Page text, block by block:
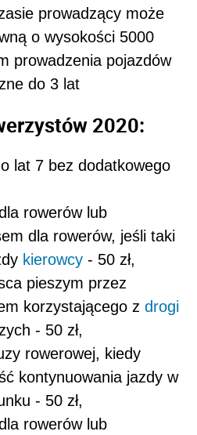
prowadzący może
o wysokości 5000
prowadzenia pojazdów
do 3 lat
2020:
lat 7 bez dodatkowego
rowerów lub
dla rowerów, jeśli taki
kierowcy - 50 zł,
pieszym przez
korzystającego z drogi
- 50 zł,
rowerowej, kiedy
kontynuowania jazdy w
- 50 zł,
rowerów lub